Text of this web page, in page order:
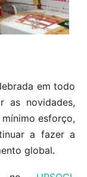
em todo
as novidades,
esforço,
a fazer a
global.